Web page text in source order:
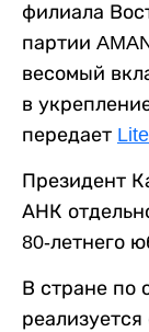
филиала
партии
весомый
в
передает
Президент
АНК
80-летнего
В стране по